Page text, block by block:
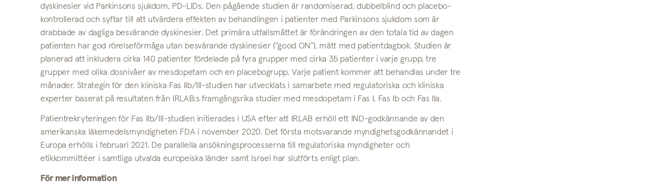
dyskinesier vid Parkinsons sjukdom, PD-LIDs. Den pågående studien är randomiserad, dubbelblind och placebo-
kontrollerad och syftar till att utvärdera effekten av behandlingen i patienter med Parkinsons sjukdom som är
drabbade av dagliga besvärande dyskinesier. Det primära utfallsmåttet är förändringen av den totala tid av dagen
patienten har god rörelseförmåga utan besvärande dyskinesier (“good ON”), mätt med patientdagbok. Studien är
planerad att inkludera cirka 140 patienter fördelade på fyra grupper med cirka 35 patienter i varje grupp, tre
grupper med olika dosnivåer av mesdopetam och en placebogrupp. Varje patient kommer att behandlas under tre
månader. Strategin för den kliniska Fas IIb/III-studien har utvecklats i samarbete med regulatoriska och kliniska
experter baserat på resultaten från IRLAB:s framgångsrika studier med mesdopetam i Fas I, Fas Ib och Fas IIa.
Patientrekryteringen för Fas IIb/III-studien initierades i USA efter att IRLAB erhöll ett IND-godkännande av den
amerikanska läkemedelsmyndigheten FDA i november 2020. Det första motsvarande myndighetsgodkännandet i
Europa erhölls i februari 2021. De parallella ansökningsprocesserna till regulatoriska myndigheter och
etikkommittéer i samtliga utvalda europeiska länder samt Israel har slutförts enligt plan.
För mer information